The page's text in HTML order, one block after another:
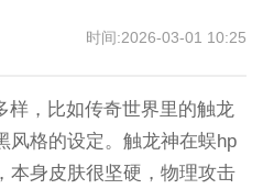
时间:2026-03-01 10:25
样，比如传奇世界里的触龙
风格的设定。触龙神在蜈hp
本身皮肤很坚硬，物理攻击